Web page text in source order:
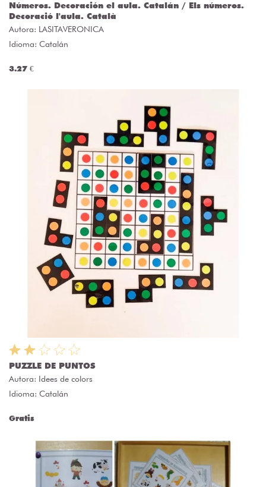
Números. Decoración el aula. Catalán / Els números.
Decoració l'aula. Català
Autora: LASITAVERONICA
Idioma: Catalán
3.27 €
PUZZLE DE PUNTOS
Autora: Idees de colors
Idioma: Catalán
Gratis